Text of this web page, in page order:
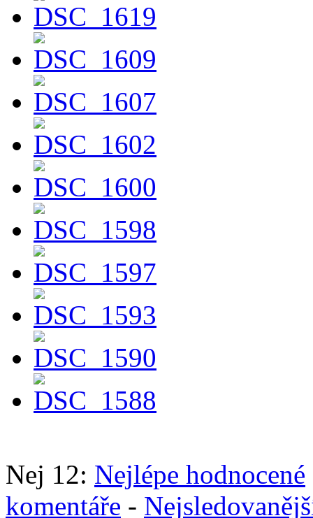
Nej 12: Nejlépe hodnocené
komentáře -